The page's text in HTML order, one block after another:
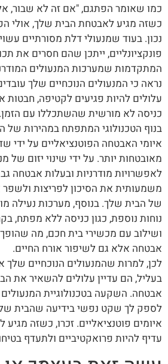
כמו שאומר הפתגם, "אם זה לא שבור,
כשזה מגיע לאבטחת הבית שלך, אולי
נכון. בעוד שמנעולי דלת מסורתיים
פונקציונליים, ייתכן שהם חסרים את
המתקדמות שמערכות המנעולים
נראה כי המנעולים הנוכחיים שלך
עלולים להיות פגיעים לקטיפה,
כניסה לא מורשית שהשתכללו עם הזמן.
בנוף הטכנולוגי המתפתח במהירות של
איומי האבטחה הפוטנציאליים על ידי
מאובטחות יותר. על ידי שינוי יזום של
לאפשרויות מודרניות ובעלות אבטחה
משמעותית את הסיכון לפריצות
של הבית שלך. בנוסף, מערכות נעילה
נוחות נוספת, כגון כניסה ללא מפתח,
ושילוב עם מכשירי בית חכם, מה
אבטחה אלא גם לשיפור אורח החיים.
לכן, למרות שהמנעולים הנוכחיים שלך
בעליל, הם עדיין עלולים להשאיר את
אבטחה. השקעה בטכנולוגיית המנעולים
לספק לך שקט נפשי בידיעה שהבית
איומים פוטנציאליים. זכרו, כשזה
עדיף להיות פרואקטיביים ולתעדף